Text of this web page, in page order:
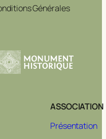
Générales
ASSOCIATION
Présentation